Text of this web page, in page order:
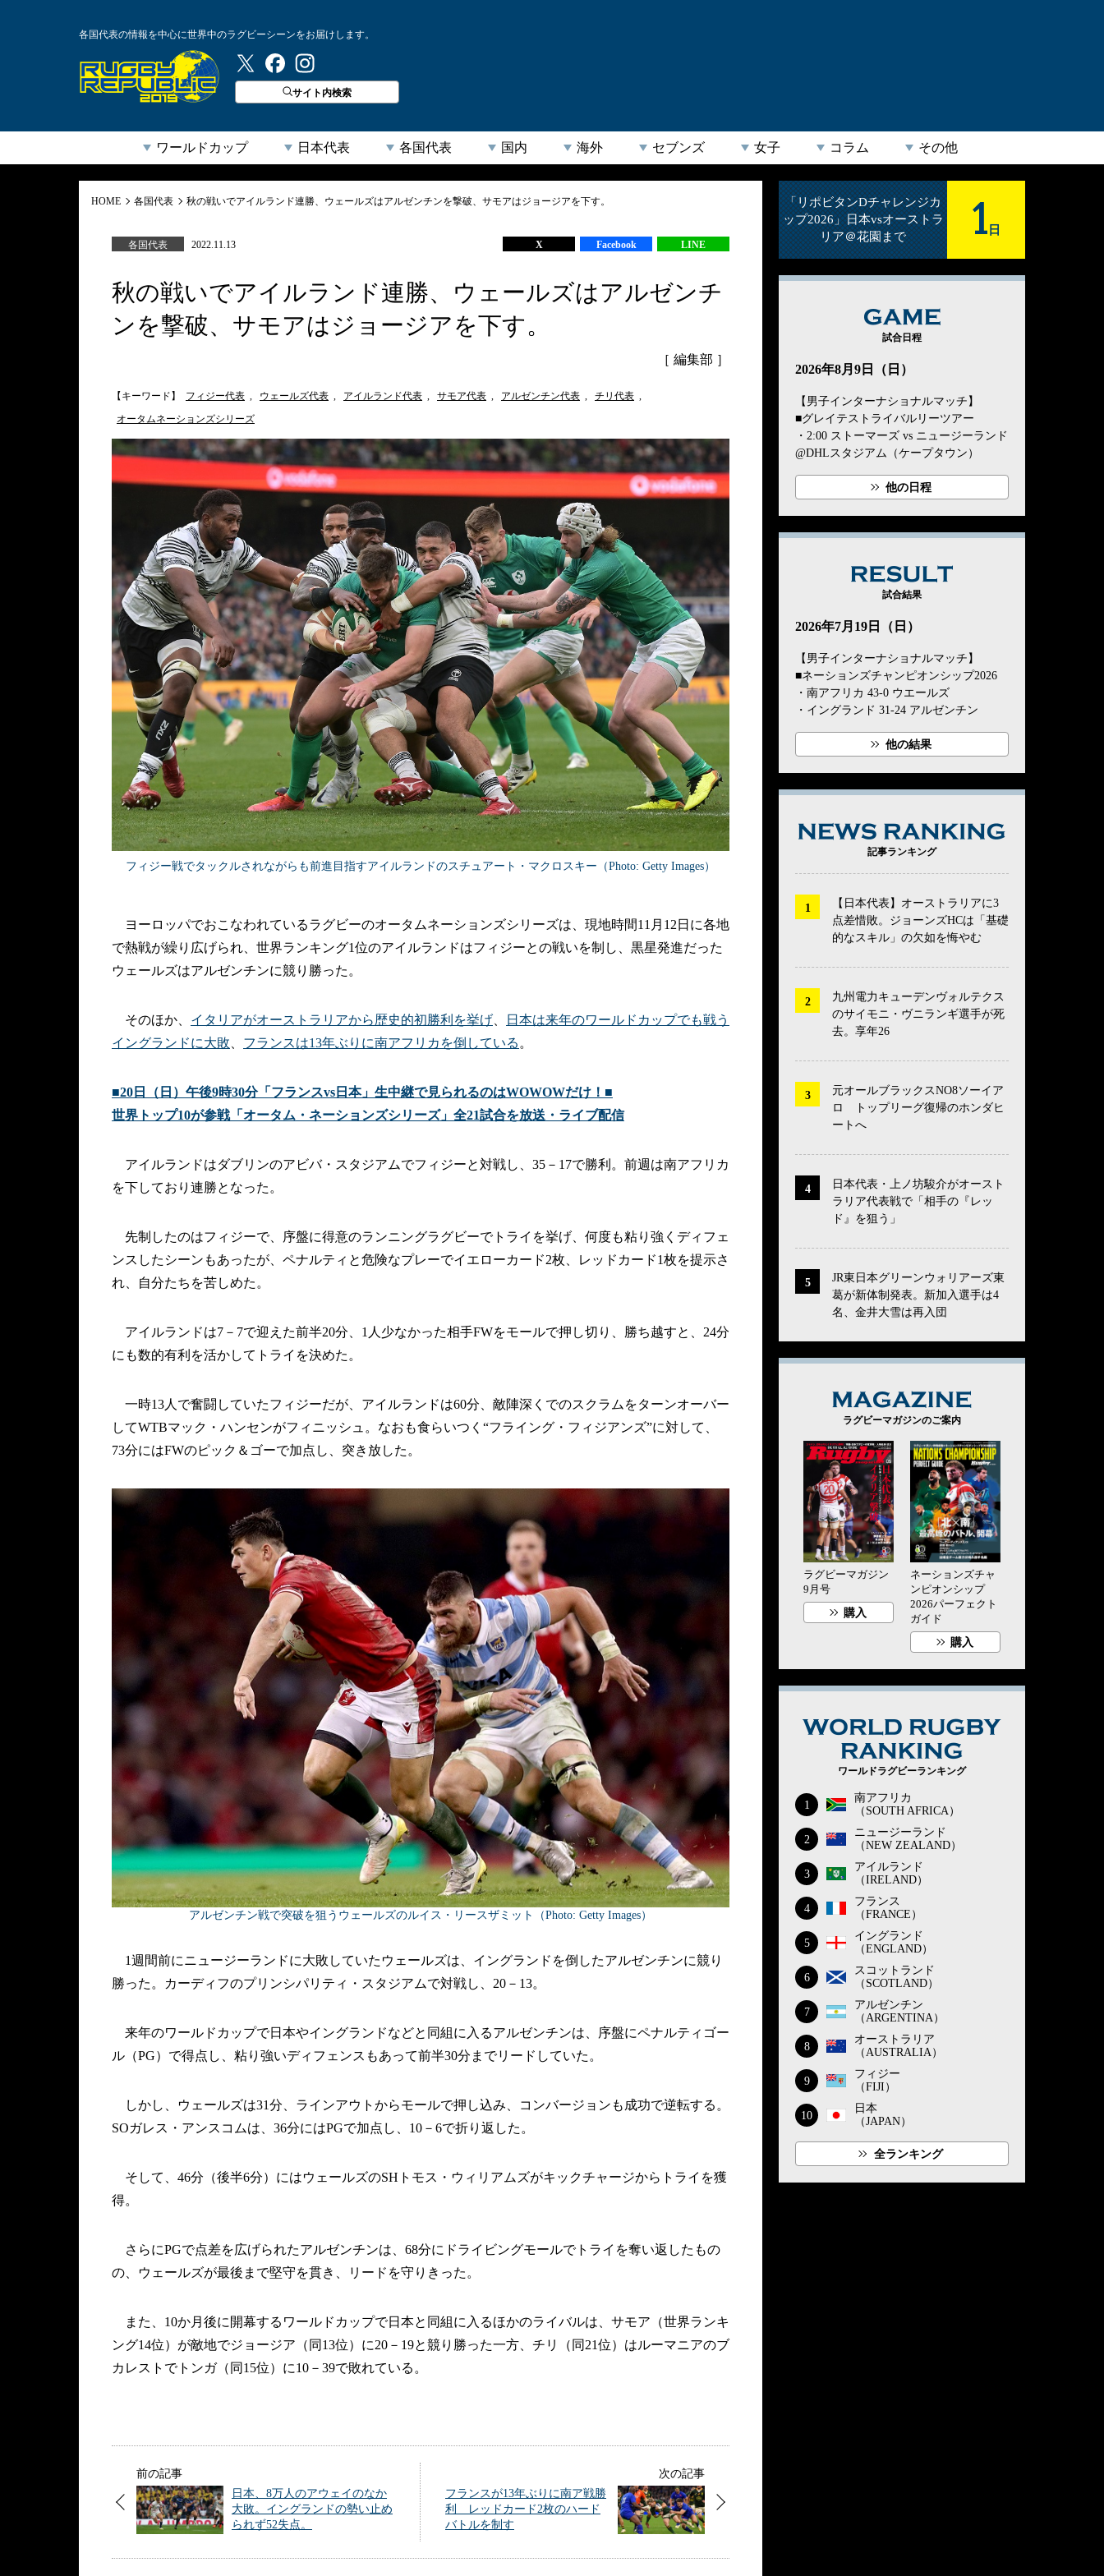
各国代表の情報を中心に世界中のラグビーシーンをお届けします。
ラグビーリパブリック
サイト内検索
ワールドカップ 日本代表 各国代表 国内 海外 セブンズ 女子 コラム その他
HOME 各国代表 秋の戦いでアイルランド連勝、ウェールズはアルゼンチンを撃破、サモアはジョージアを下す。
各国代表 2022.11.13 X Facebook LINE
秋の戦いでアイルランド連勝、ウェールズはアルゼンチ
ンを撃破、サモアはジョージアを下す。
［ 編集部 ］
【キーワード】 フィジー代表 , ウェールズ代表 , アイルランド代表 , サモア代表 , アルゼンチン代表 , チリ代表 ,
オータムネーションズシリーズ
フィジー戦でタックルされながらも前進目指すアイルランドのスチュアート・マクロスキー（Photo: Getty Images）
ヨーロッパでおこなわれているラグビーのオータムネーションズシリーズは、現地時間11月12日に各地
で熱戦が繰り広げられ、世界ランキング1位のアイルランドはフィジーとの戦いを制し、黒星発進だった
ウェールズはアルゼンチンに競り勝った。
そのほか、 イタリアがオーストラリアから歴史的初勝利を挙げ
日本は来年のワールドカップでも戦う
イングランドに大敗
フランスは13年ぶりに南アフリカを倒している 。
■20日（日）午後9時30分「フランスvs日本」生中継で見られるのはWOWOWだけ！■
世界トップ10が参戦「オータム・ネーションズシリーズ」全21試合を放送・ライブ配信
アイルランドはダブリンのアビバ・スタジアムでフィジーと対戦し、35－17で勝利。前週は南アフリカ
を下しており連勝となった。
先制したのはフィジーで、序盤に得意のランニングラグビーでトライを挙げ、何度も粘り強くディフェ
ンスしたシーンもあったが、ペナルティと危険なプレーでイエローカード2枚、レッドカード1枚を提示さ
れ、自分たちを苦しめた。
アイルランドは7－7で迎えた前半20分、1人少なかった相手FWをモールで押し切り、勝ち越すと、24分
にも数的有利を活かしてトライを決めた。
一時13人で奮闘していたフィジーだが、アイルランドは60分、敵陣深くでのスクラムをターンオーバー
してWTBマック・ハンセンがフィニッシュ。なおも食らいつく“フライング・フィジアンズ”に対して、
73分にはFWのピック＆ゴーで加点し、突き放した。
アルゼンチン戦で突破を狙うウェールズのルイス・リースザミット（Photo: Getty Images）
1週間前にニュージーランドに大敗していたウェールズは、イングランドを倒したアルゼンチンに競り
勝った。カーディフのプリンシパリティ・スタジアムで対戦し、20－13。
来年のワールドカップで日本やイングランドなどと同組に入るアルゼンチンは、序盤にペナルティゴー
ル（PG）で得点し、粘り強いディフェンスもあって前半30分までリードしていた。
しかし、ウェールズは31分、ラインアウトからモールで押し込み、コンバージョンも成功で逆転する。
SOガレス・アンスコムは、36分にはPGで加点し、10－6で折り返した。
そして、46分（後半6分）にはウェールズのSHトモス・ウィリアムズがキックチャージからトライを獲
得。
さらにPGで点差を広げられたアルゼンチンは、68分にドライビングモールでトライを奪い返したもの
の、ウェールズが最後まで堅守を貫き、リードを守りきった。
また、10か月後に開幕するワールドカップで日本と同組に入るほかのライバルは、サモア（世界ランキ
ング14位）が敵地でジョージア（同13位）に20－19と競り勝った一方、チリ（同21位）はルーマニアのブ
カレストでトンガ（同15位）に10－39で敗れている。
前の記事
日本、8万人のアウェイのなか
大敗。イングランドの勢い止め
られず52失点。
次の記事
フランスが13年ぶりに南ア戦勝
利 レッドカード2枚のハード
バトルを制す
「リポビタンDチャレンジカ
ップ2026」日本vsオーストラ
リア＠花園まで
1 日
GAME
試合日程
2026年8月9日（日）
【男子インターナショナルマッチ】
■グレイテストライバルリーツアー
・2:00 ストーマーズ vs ニュージーランド
@DHLスタジアム（ケープタウン）
他の日程
試合結果
2026年7月19日（日）
【男子インターナショナルマッチ】
■ネーションズチャンピオンシップ2026
・南アフリカ 43-0 ウエールズ
・イングランド 31-24 アルゼンチン
他の結果
記事ランキング
【日本代表】オーストラリアに3
点差惜敗。ジョーンズHCは「基礎
的なスキル」の欠如を悔やむ
九州電力キューデンヴォルテクス
のサイモニ・ヴニランギ選手が死
去。享年26
元オールブラックスNO8ソーイア
ロ トップリーグ復帰のホンダヒ
ートへ
日本代表・上ノ坊駿介がオースト
ラリア代表戦で「相手の『レッ
ド』を狙う」
JR東日本グリーンウォリアーズ東
葛が新体制発表。新加入選手は4
名、金井大雪は再入団
ラグビーマガジンのご案内
ラグビーマガジン
9月号
購入
ネーションズチャ
ンピオンシップ
2026パーフェクト
ガイド
購入
ワールドラグビーランキング
1
南アフリカ
（SOUTH AFRICA）
2
ニュージーランド
（NEW ZEALAND）
3
アイルランド
（IRELAND）
4
フランス
（FRANCE）
5
イングランド
（ENGLAND）
6
スコットランド
（SCOTLAND）
7
アルゼンチン
（ARGENTINA）
8
オーストラリア
（AUSTRALIA）
9
フィジー
（FIJI）
10
日本
（JAPAN）
全ランキング